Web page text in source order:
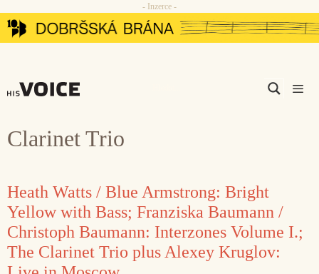
Přeskočit
na
- Inzerce -
Clarinet Trio
Heath Watts / Blue Armstrong: Bright
Yellow with Bass; Franziska Baumann /
Christoph Baumann: Interzones Volume I.;
The Clarinet Trio plus Alexey Kruglov: